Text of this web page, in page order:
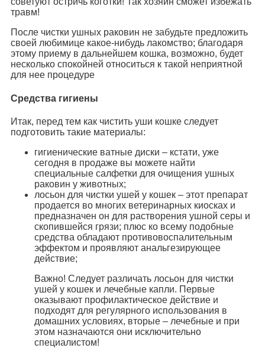
травм!
После чистки ушных раковин не забудьте предложить
своей любимице какое-нибудь лакомство; благодаря
этому приему в дальнейшем кошка, возможно, будет
несколько спокойней относиться к такой неприятной
для нее процедуре
Средства гигиены
Итак, перед тем как чистить уши кошке следует
подготовить такие материалы:
гигиенические ватные диски – кстати, уже
сегодня в продаже вы можете найти
специальные салфетки для очищения ушных
раковин у животных;
лосьон для чистки ушей у кошек – этот препарат
продается во многих ветеринарных киосках и
предназначен он для растворения ушной серы и
скопившейся грязи; плюс ко всему подобные
средства обладают противовоспалительным
эффектом и проявляют анальгезирующее
действие;
Важно! Следует различать лосьон для чистки
ушей у кошек и лечебные капли. Первые
оказывают профилактическое действие и
подходят для регулярного использования в
домашних условиях, вторые – лечебные и при
этом назначаются они исключительно
специалистом!